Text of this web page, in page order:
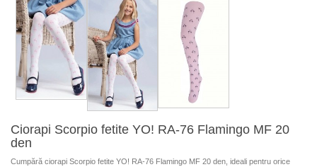
Ciorapi Scorpio fetite YO! RA-76 Flamingo MF 20
den
Cumpără ciorapi Scorpio fetite YO! RA-76 Flamingo MF 20 den, ideali pentru orice